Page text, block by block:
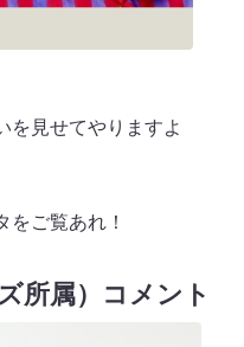
を見せてやりますよ
をご覧あれ！
所属）コメント